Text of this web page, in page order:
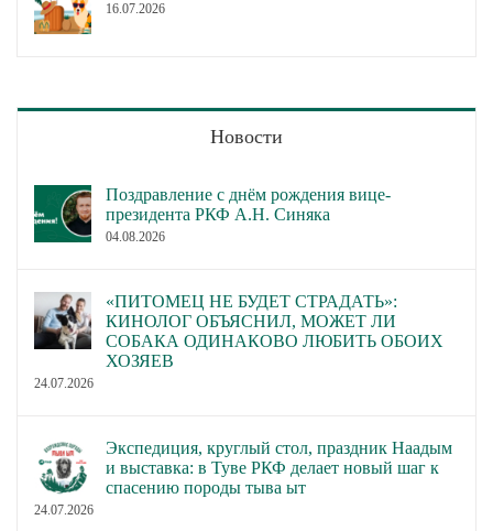
16.07.2026
Новости
Поздравление с днём рождения вице-
президента РКФ А.Н. Синяка
04.08.2026
«ПИТОМЕЦ НЕ БУДЕТ СТРАДАТЬ»:
КИНОЛОГ ОБЪЯСНИЛ, МОЖЕТ ЛИ
СОБАКА ОДИНАКОВО ЛЮБИТЬ ОБОИХ
ХОЗЯЕВ
24.07.2026
Экспедиция, круглый стол, праздник Наадым
и выставка: в Туве РКФ делает новый шаг к
спасению породы тыва ыт
24.07.2026